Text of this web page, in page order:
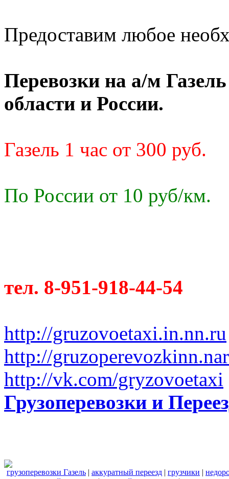
Предоставим любое
Перевозки на а/м
области и России.
Газель 1 час от 300 руб.
По России от 10 руб/км.
тел. 8-951-918-44-54
http://gruzovoetaxi.in.nn.ru
http://
http://vk.com/gryzovoetaxi
Грузоперевозки и
грузоперевозки Газель | аккуратный переезд | грузчики |